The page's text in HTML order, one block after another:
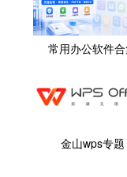
常用办公软件
金山wps专题